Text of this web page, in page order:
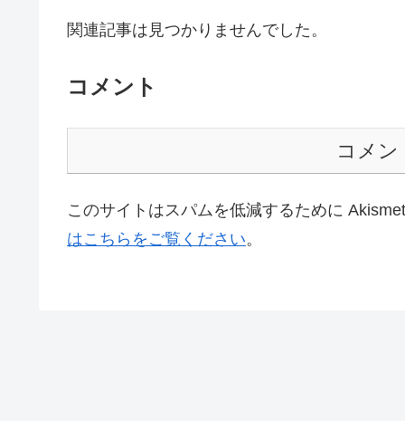
関連記事は見つかりませんでした。
コメント
コメン
このサイトはスパムを低減するために
はこちらをご覧ください。